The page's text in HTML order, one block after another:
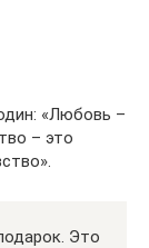
«Любовь –
– это
Это